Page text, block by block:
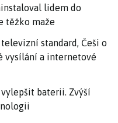
lidem do
těžko maže
standard, Češi o
vysílání a internetové
vylepšit baterii. Zvýší